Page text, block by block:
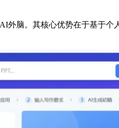
脑。其核心优势在于基于